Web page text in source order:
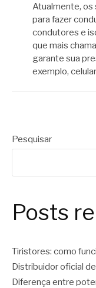
Atualmente, os
para fazer
condutores e
que mais
garante sua
exemplo,
Pesquisar
Posts
Tiristores: como
Distribuidor oficial
Diferença entre